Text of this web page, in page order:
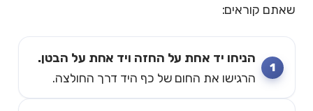
שאתם קוראים:
הניחו יד אחת על החזה ויד אחת על הבטן.
הרגישו את החום של כף היד דרך החולצה.